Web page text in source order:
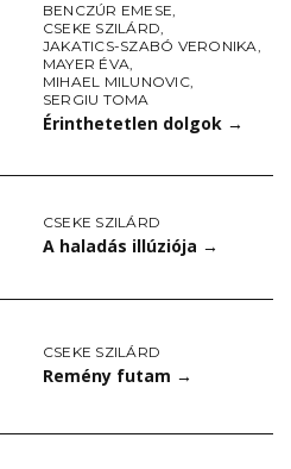
BENCZÚR EMESE,
CSEKE SZILÁRD,
JAKATICS-SZABÓ VERONIKA,
MAYER ÉVA,
MIHAEL MILUNOVIC,
SERGIU TOMA
Érinthetetlen dolgok →
CSEKE SZILÁRD
A haladás illúziója →
CSEKE SZILÁRD
Remény futam →